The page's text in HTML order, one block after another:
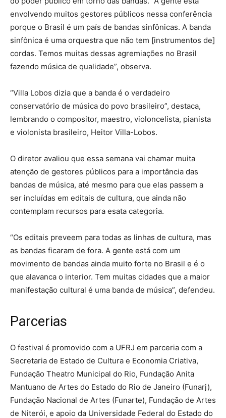
envolvendo muitos gestores públicos nessa conferência
porque o Brasil é um país de bandas sinfônicas. A banda
sinfônica é uma orquestra que não tem [instrumentos de]
cordas. Temos muitas dessas agremiações no Brasil
fazendo música de qualidade”, observa.
“Villa Lobos dizia que a banda é o verdadeiro
conservatório de música do povo brasileiro”, destaca,
lembrando o compositor, maestro, violoncelista, pianista
e violonista brasileiro, Heitor Villa-Lobos.
O diretor avaliou que essa semana vai chamar muita
atenção de gestores públicos para a importância das
bandas de música, até mesmo para que elas passem a
ser incluídas em editais de cultura, que ainda não
contemplam recursos para esata categoria.
“Os editais preveem para todas as linhas de cultura, mas
as bandas ficaram de fora. A gente está com um
movimento de bandas ainda muito forte no Brasil e é o
que alavanca o interior. Tem muitas cidades que a maior
manifestação cultural é uma banda de música”, defendeu.
Parcerias
O festival é promovido com a UFRJ em parceria com a
Secretaria de Estado de Cultura e Economia Criativa,
Fundação Theatro Municipal do Rio, Fundação Anita
Mantuano de Artes do Estado do Rio de Janeiro (Funarj),
Fundação Nacional de Artes (Funarte), Fundação de Artes
de Niterói, e apoio da Universidade Federal do Estado do